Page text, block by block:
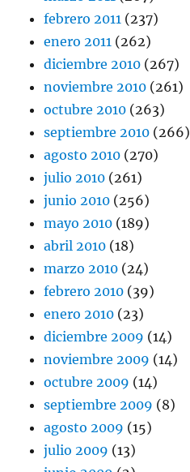
febrero 2011 (237)
enero 2011 (262)
diciembre 2010 (267)
noviembre 2010 (261)
octubre 2010 (263)
septiembre 2010 (266)
agosto 2010 (270)
julio 2010 (261)
junio 2010 (256)
mayo 2010 (189)
abril 2010 (18)
marzo 2010 (24)
febrero 2010 (39)
enero 2010 (23)
diciembre 2009 (14)
noviembre 2009 (14)
octubre 2009 (14)
septiembre 2009 (8)
agosto 2009 (15)
julio 2009 (13)